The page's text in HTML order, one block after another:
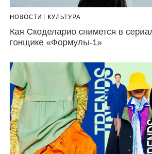
НОВОСТИ КУЛЬТУРА
Кая Скоделарио снимется в
гонщике «Формулы-1»